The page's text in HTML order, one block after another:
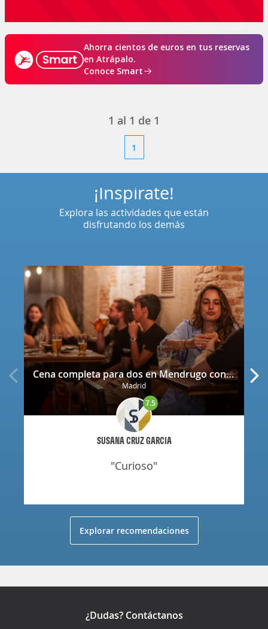
Ahorra cientos de euros en tus reservas
en Atrápalo.
Conoce Smart
1 al 1 de 1
1
Cena completa para dos en Mendrugo con cerveza artesana incluida
Madrid
SUSANA CRUZ GARCIA
7.5
"curioso"
¡Inspírate!
Explora las actividades que están
disfrutando los demás
Explorar recomendaciones
¿Dudas? Contáctanos